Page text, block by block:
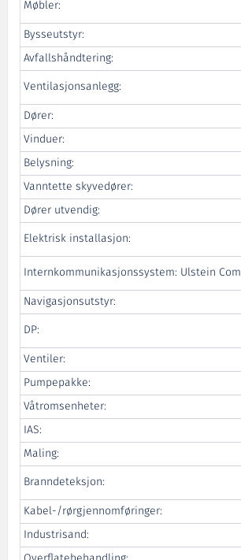
Møbler:
Bysseutstyr:
Avfallshåndtering:
Ventilasjonsanlegg:
Dører:
Vinduer:
Belysning:
Vanntette skyvedører:
Dører utvendig:
Elektrisk installasjon:
Internkommunikasjonssystem: Ulstein Com
Navigasjonsutstyr:
DP:
Ventiler:
Pumpepakke:
Våtromsenheter:
IAS:
Maling:
Branndeteksjon:
Kabel-/rørgjennomføringer:
Industrisand: